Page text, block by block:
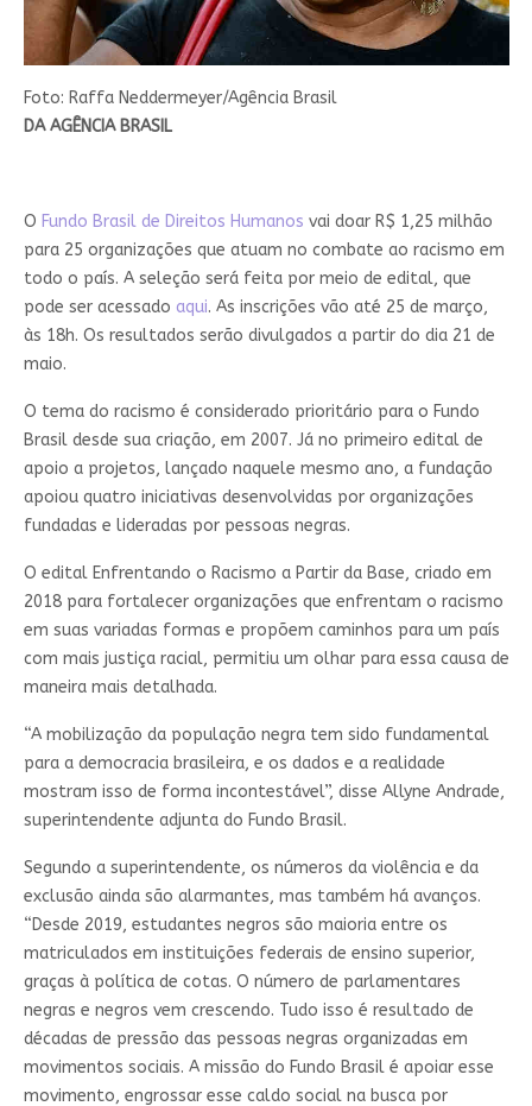
Foto: Raffa Neddermeyer/Agência Brasil
DA AGÊNCIA BRASIL
O Fundo Brasil de Direitos Humanos vai doar R$ 1,25 milhão
para 25 organizações que atuam no combate ao racismo em
todo o país. A seleção será feita por meio de edital, que
pode ser acessado aqui. As inscrições vão até 25 de março,
às 18h. Os resultados serão divulgados a partir do dia 21 de
maio.
O tema do racismo é considerado prioritário para o Fundo
Brasil desde sua criação, em 2007. Já no primeiro edital de
apoio a projetos, lançado naquele mesmo ano, a fundação
apoiou quatro iniciativas desenvolvidas por organizações
fundadas e lideradas por pessoas negras.
O edital Enfrentando o Racismo a Partir da Base, criado em
2018 para fortalecer organizações que enfrentam o racismo
em suas variadas formas e propõem caminhos para um país
com mais justiça racial, permitiu um olhar para essa causa de
maneira mais detalhada.
“A mobilização da população negra tem sido fundamental
para a democracia brasileira, e os dados e a realidade
mostram isso de forma incontestável”, disse Allyne Andrade,
superintendente adjunta do Fundo Brasil.
Segundo a superintendente, os números da violência e da
exclusão ainda são alarmantes, mas também há avanços.
“Desde 2019, estudantes negros são maioria entre os
matriculados em instituições federais de ensino superior,
graças à política de cotas. O número de parlamentares
negras e negros vem crescendo. Tudo isso é resultado de
décadas de pressão das pessoas negras organizadas em
movimentos sociais. A missão do Fundo Brasil é apoiar esse
movimento, engrossar esse caldo social na busca por